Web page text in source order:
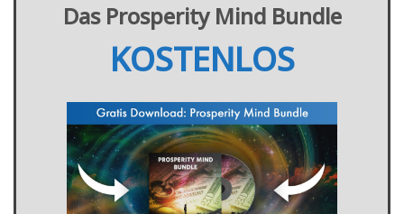
Das Prosperity Mind Bundle
KOSTENLOS